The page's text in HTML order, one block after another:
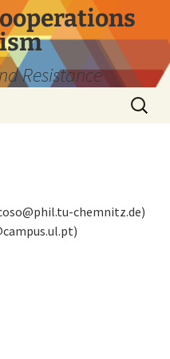
Resistance
Buscar:
chemnitz.de)